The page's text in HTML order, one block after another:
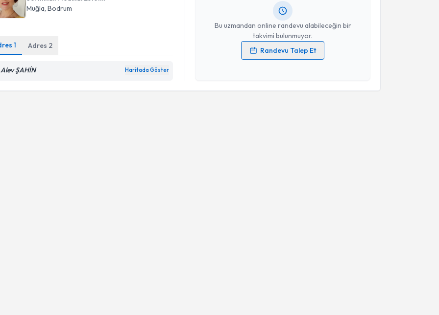
Muğla, Bodrum
1 Adres 2
ŞAHİN Haritada Göster
Bu uzmandan online randevu alabileceğin bir
takvimi bulunmuyor.
Randevu Talep Et
Kişisel verilerimin işlenmesine ilişkinAydınlatma Metni